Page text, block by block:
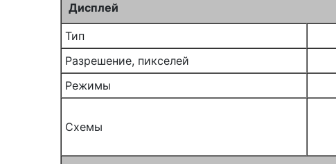
Дисплей
Тип
Разрешение, пикселей
Режимы
Схемы